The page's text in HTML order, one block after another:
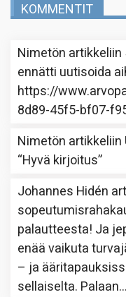
KOMMENTIT
Nimetön artikkeliin
ennätti uutisoida
https://
8d89-45f5-bf07-
Nimetön artikkeliin
“Hyvä kirjoitus”
Johannes Hidén
palautteesta! Ja
enää vaikuta
– ja
sellaiselta. Palaan…